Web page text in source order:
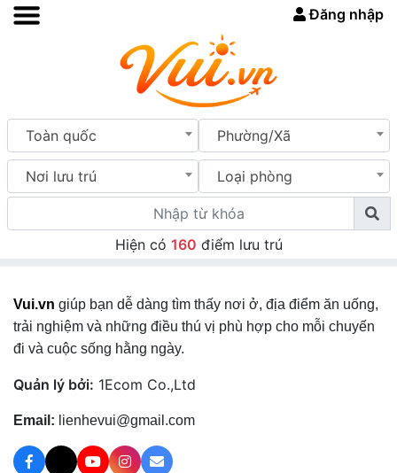
Đăng nhập
Toàn quốc Phường/Xã
Nơi lưu trú Loại phòng
Hiện có 160 điểm lưu trú
Vui.vn giúp bạn dễ dàng tìm thấy nơi ở, địa điểm ăn uống,
trải nghiệm và những điều thú vị phù hợp cho mỗi chuyến
đi và cuộc sống hằng ngày.
Quản lý bởi: 1Ecom Co.,Ltd
Email: lienhevui@gmail.com